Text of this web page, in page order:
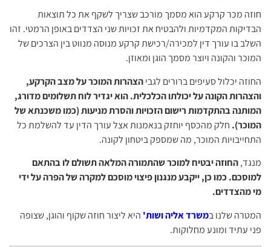
חוזה מכר קרקע הוא מסמך מורכב שצריך לשקף את כל תוצאות
הבדיקות המקדמיות ולהבטיח את זכויות שני הצדדים באופן הרמטי. זהו
השלב בו עורך דין למכירה/רכישת קרקע מנוסה מנווט בין הצרכים של
המוכר והקונה ויוצר מסמך הוגן ומאוזן.
החוזה יכלול סעיפים ברורים לגביהצהרות המוכר על מצב הקרקע,
והצהרות הקונה על יכולתו הכלכלית. הוא יגדיר לוח תשלומים מדורג,
המותנה בהתקדמות רישום הזכויות והסרת מניעות (כמו משכנתא של
המוכר). חלק מהכסף יוחזק בנאמנות אצל עורך הדין עד להשלמת כל
התחייבויות המוכר, מה שמספק ביטחון לקונה.
מנגד,החוזה יבטיח למוכר שהתמורה המלאה תשולם לו בהתאם
למוסכם. כמו כן, ייקבע מנגנון פיצוי מוסכם למקרה של הפרה על ידי
מי מהצדדים.
המטרה שלנו במשרד אליה ושות' היא ליצור חוזה שקוף והוגן, שצופה
פני עתיד ומונע מחלוקות.